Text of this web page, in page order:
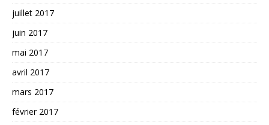
juillet 2017
juin 2017
mai 2017
avril 2017
mars 2017
février 2017